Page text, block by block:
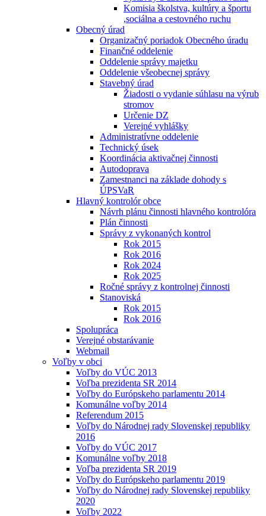
Komisia školstva, kultúry a športu
,sociálna a cestovného ruchu
Obecný úrad
Organizačný poriadok Obecného úradu
Finančné oddelenie
Oddelenie správy majetku
Oddelenie všeobecnej správy
Stavebný úrad
Žiadosti o vydanie súhlasu na výrub
stromov
Určenie DZ
Verejné vyhlášky
Administratívne oddelenie
Technický úsek
Koordinácia aktivačnej činnosti
Autodoprava
Zamestnanci na základe dohody s
ÚPSVaR
Hlavný kontrolór obce
Návrh plánu činnosti hlavného kontrolóra
Plán činnosti
Správy z vykonaných kontrol
Rok 2015
Rok 2016
Rok 2024
Rok 2025
Ročné správy z kontrolnej činnosti
Stanoviská
Rok 2015
Rok 2016
Spolupráca
Verejné obstarávanie
Webmail
Voľby v obci
Voľby do VÚC 2013
Voľba prezidenta SR 2014
Voľby do Európskeho parlamentu 2014
Komunálne voľby 2014
Referendum 2015
Voľby do Národnej rady Slovenskej republiky
2016
Voľby do VÚC 2017
Komunálne voľby 2018
Voľba prezidenta SR 2019
Voľby do Európskeho parlamentu 2019
Voľby do Národnej rady Slovenskej republiky
2020
Voľby 2022